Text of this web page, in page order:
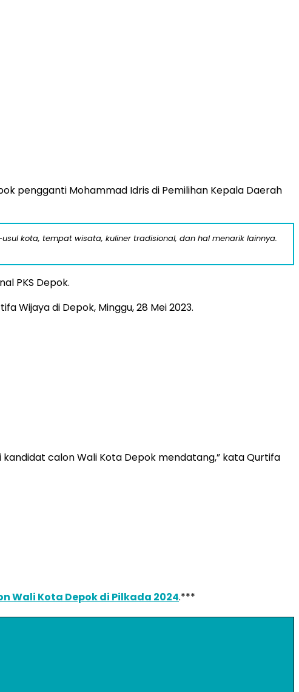
pengganti Mohammad Idris di Pemilihan Kepala Daerah
kota, tempat wisata, kuliner tradisional, dan hal menarik lainnya.
PKS Depok.
Wijaya di Depok, Minggu, 28 Mei 2023.
calon Wali Kota Depok mendatang,” kata Qurtifa
Wali Kota Depok di Pilkada 2024.***